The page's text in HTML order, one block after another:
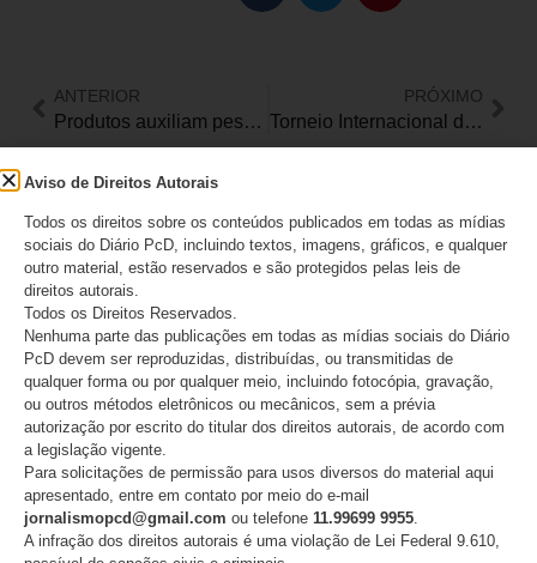
ANTERIOR
Produtos auxiliam pessoas com deficiência em atividades como escrever, pintar e desenhar
PRÓXIMO
Torneio Internacional de atletismo tem recorde das Américas de ribeirão-pretana no salto em distância
PUBLICAÇÕES RECENTES
Aviso de Direitos Autorais
Todos os direitos sobre os conteúdos publicados em todas as mídias
sociais do Diário PcD, incluindo textos, imagens, gráficos, e qualquer
outro material, estão reservados e são protegidos pelas leis de
direitos autorais.
Todos os Direitos Reservados.
Nenhuma parte das publicações em todas as mídias sociais do Diário
PcD devem ser reproduzidas, distribuídas, ou transmitidas de
qualquer forma ou por qualquer meio, incluindo fotocópia, gravação,
ou outros métodos eletrônicos ou mecânicos, sem a prévia
autorização por escrito do titular dos direitos autorais, de acordo com
a legislação vigente.
Para solicitações de permissão para usos diversos do material aqui
apresentado, entre em contato por meio do e-mail
jornalismopcd@gmail.com ou telefone 11.99699 9955.
A infração dos direitos autorais é uma violação de Lei Federal 9.610,